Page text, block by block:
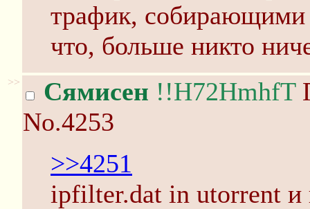
трафик,
что, больше никто
>> Сямисен !!H72HmhfT
No.4253
>>4251
ipfilter.dat in utorrent и